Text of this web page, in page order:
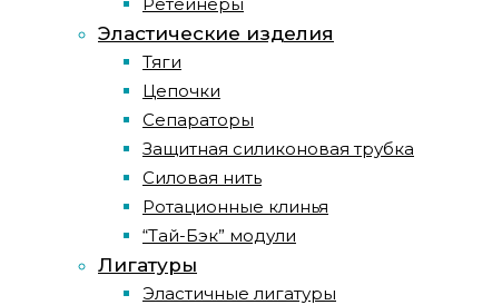
Эластические изделия
Тяги
Цепочки
Сепараторы
Защитная силиконовая трубка
Силовая нить
Ротационные клинья
“Тай-Бэк” модули
Лигатуры
Эластичные лигатуры